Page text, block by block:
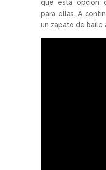
que está opción
para ellas. A
un zapato de baile